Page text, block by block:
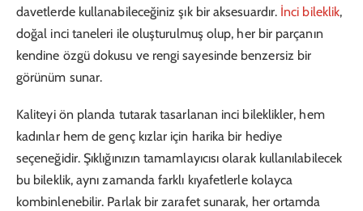
davetlerde kullanabileceğiniz şık bir aksesuardır. İnci bileklik,
doğal inci taneleri ile oluşturulmuş olup, her bir parçanın
kendine özgü dokusu ve rengi sayesinde benzersiz bir
görünüm sunar.
Kaliteyi ön planda tutarak tasarlanan inci bileklikler, hem
kadınlar hem de genç kızlar için harika bir hediye
seçeneğidir. Şıklığınızın tamamlayıcısı olarak kullanılabilecek
bu bileklik, aynı zamanda farklı kıyafetlerle kolayca
kombinlenebilir. Parlak bir zarafet sunarak, her ortamda